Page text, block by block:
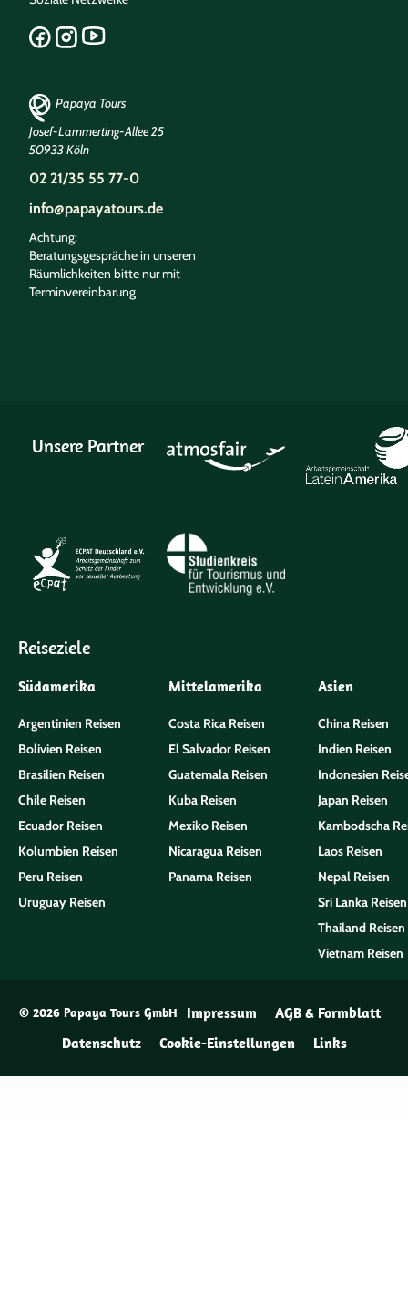
Papaya Tours
Josef-Lammerting-Allee 25
50933 Köln
02 21/35 55 77-0
info@papayatours.de
Achtung:
Beratungsgespräche in unseren
Räumlichkeiten bitte nur mit
Terminvereinbarung
Unsere Partner
Reiseziele
Südamerika
Argentinien Reisen
Bolivien Reisen
Brasilien Reisen
Chile Reisen
Ecuador Reisen
Kolumbien Reisen
Peru Reisen
Uruguay Reisen
Mittelamerika
Costa Rica Reisen
El Salvador Reisen
Guatemala Reisen
Kuba Reisen
Mexiko Reisen
Nicaragua Reisen
Panama Reisen
Asien
China Reisen
Indien Reisen
Indonesien
Japan Reisen
Kambodscha
Laos Reisen
Nepal Reisen
Sri Lanka Reisen
Thailand Reisen
Vietnam Reisen
© 2026 Papaya Tours GmbH Impressum
AGB & Formblatt
Datenschutz
Cookie-Einstellungen Links